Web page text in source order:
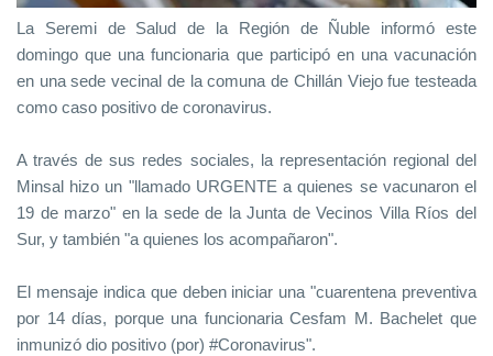
La Seremi de Salud de la Región de Ñuble informó este
domingo que una funcionaria que participó en una vacunación
en una sede vecinal de la comuna de Chillán Viejo fue testeada
como caso positivo de coronavirus.
A través de sus redes sociales, la representación regional del
Minsal hizo un "llamado URGENTE a quienes se vacunaron el
19 de marzo" en la sede de la Junta de Vecinos Villa Ríos del
Sur, y también "a quienes los acompañaron".
El mensaje indica que deben iniciar una "cuarentena preventiva
por 14 días, porque una funcionaria Cesfam M. Bachelet que
inmunizó dio positivo (por) #Coronavirus".